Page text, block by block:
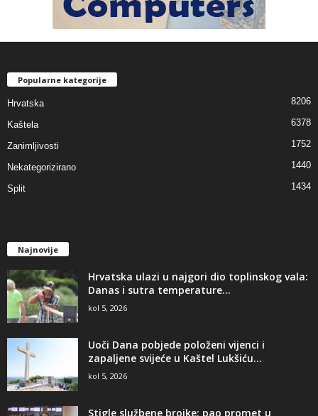
Popularne kategorije
Hrvatska 8206
Kaštela 6378
Zanimljivosti 1752
Nekategorizirano 1440
Split 1434
Najnovije
Hrvatska ulazi u najgori dio toplinskog vala:
Danas i sutra temperature...
kol 5, 2026
Uoči Dana pobjede položeni vijenci i
zapaljene svijeće u Kaštel Lukšiću...
kol 5, 2026
Stigle službene brojke: pao promet u